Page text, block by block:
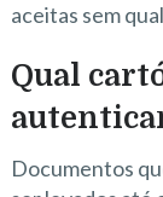
aceitas sem
Qual
Documentos